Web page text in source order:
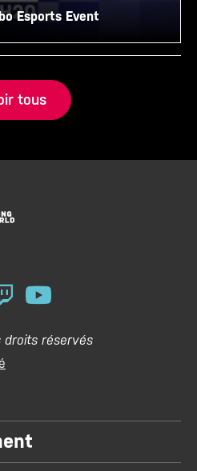
Esports Event
tous
droits réservés